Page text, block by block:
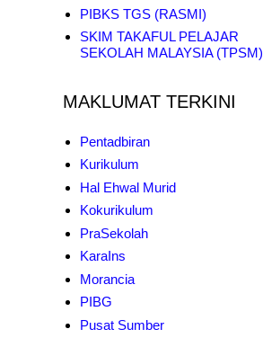
PIBKS TGS (RASMI)
SKIM TAKAFUL PELAJAR
SEKOLAH MALAYSIA (TPSM)
MAKLUMAT TERKINI
Pentadbiran
Kurikulum
Hal Ehwal Murid
Kokurikulum
PraSekolah
KaraIns
Morancia
PIBG
Pusat Sumber